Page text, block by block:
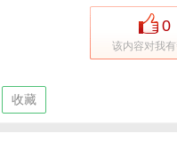
0
该内容对我
收藏